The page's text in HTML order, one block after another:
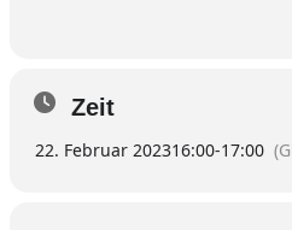
Zeit
22. Februar 202316:00-17:00